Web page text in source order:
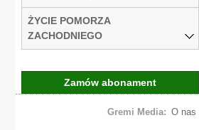
ŻYCIE POMORZA
ZACHODNIEGO
Zamów abonament
Gremi Media: O nas